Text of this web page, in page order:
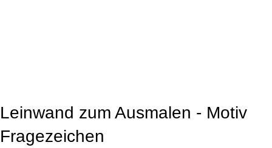
Leinwand zum Ausmalen - Motiv
Fragezeichen